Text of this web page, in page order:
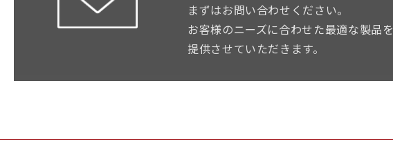
まずはお問い合わせください。
お客様のニーズに合わせた最適な製品を
提供させていただきます。